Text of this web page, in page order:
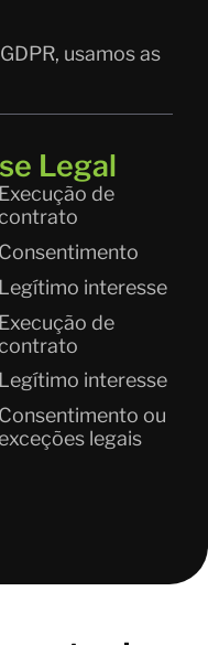
usamos as
Legal
Execução de
Consentimento
Legítimo interesse
Execução de
Legítimo interesse
Consentimento ou
legais